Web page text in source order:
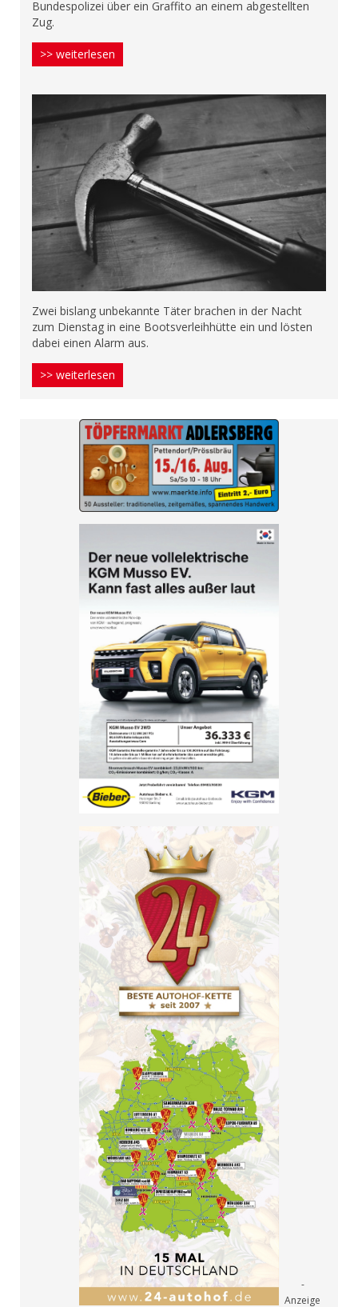
Bundespolizei über ein Graffito an einem abgestellten
Zug.
>> weiterlesen
Zwei bislang unbekannte Täter brachen in der Nacht
zum Dienstag in eine Bootsverleihhütte ein und lösten
dabei einen Alarm aus.
>> weiterlesen